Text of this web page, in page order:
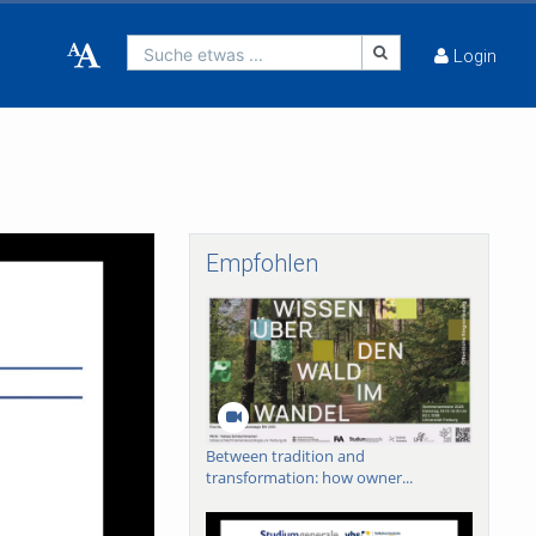
Suche etwas ... Login
Empfohlen
Between tradition and
transformation: how owner...